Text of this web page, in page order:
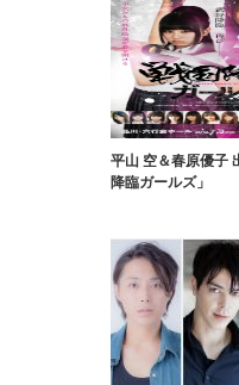
平山 空＆春原優子
降臨ガールズ」